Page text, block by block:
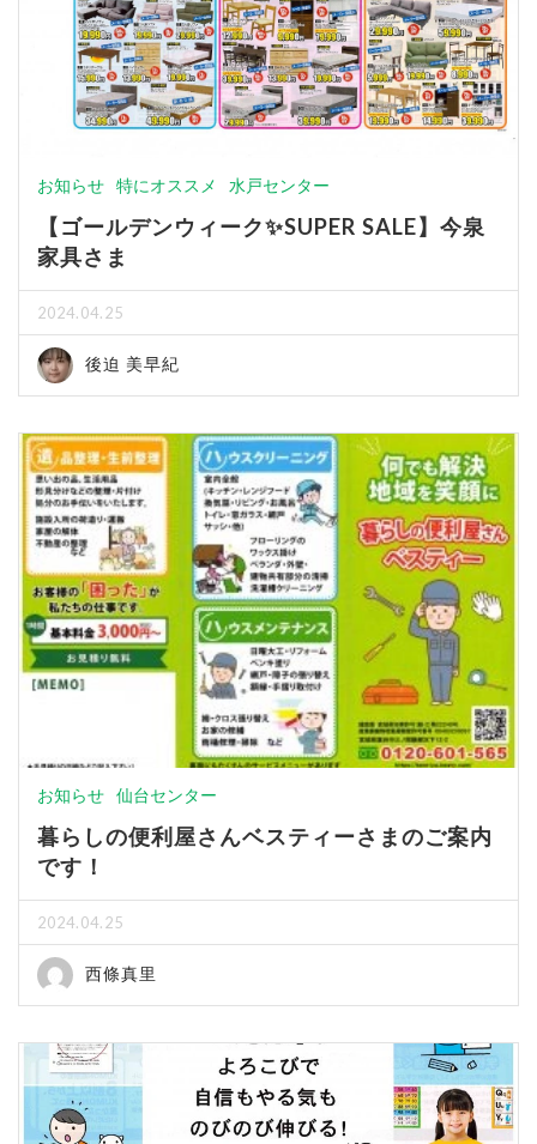
お知らせ 特にオススメ 水戸センター
【ゴールデンウィーク✨SUPER SALE】今泉
家具さま
2024.04.25
後迫 美早紀
お知らせ 仙台センター
暮らしの便利屋さんベスティーさまのご案内
です！
2024.04.25
西條真里